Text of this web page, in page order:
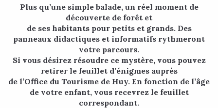
Plus qu’une simple balade, un réel moment de
découverte de forêt et
de ses habitants pour petits et grands. Des
panneaux didactiques et informatifs rythmeront
votre parcours.
Si vous désirez résoudre ce mystère, vous pouvez
retirer le feuillet d’énigmes auprès
de l’Office du Tourisme de Huy. En fonction de l’âge
de votre enfant, vous recevrez le feuillet
correspondant.